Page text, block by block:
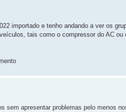
importado e tenho andando a ver os
tais como o compressor do AC
sem apresentar problemas pelo menos